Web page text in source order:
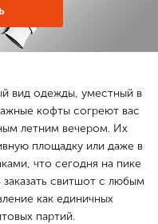
вид одежды, уместный в
кофты согреют вас
летним вечером. Их
площадку или даже в
что сегодня на пике
свитшот с любым
как единичных
партий.